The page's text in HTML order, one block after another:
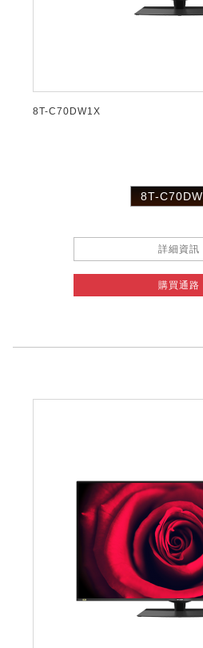
8T-C70DW1X
8T-
詳細資訊
購買通路